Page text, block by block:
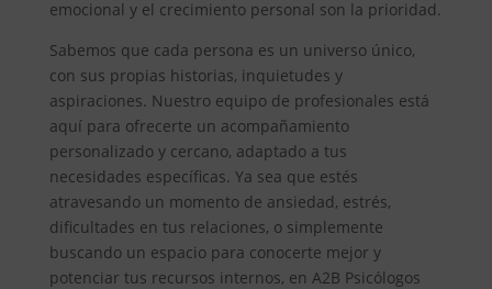
emocional y el crecimiento personal son la prioridad.
Sabemos que cada persona es un universo único,
con sus propias historias, inquietudes y
aspiraciones. Nuestro equipo de profesionales está
aquí para ofrecerte un acompañamiento
personalizado y cercano, adaptado a tus
necesidades específicas. Ya sea que estés
atravesando un momento de ansiedad, estrés,
dificultades en tus relaciones, o simplemente
buscando un espacio para conocerte mejor y
potenciar tus recursos internos, en A2B Psicólogos